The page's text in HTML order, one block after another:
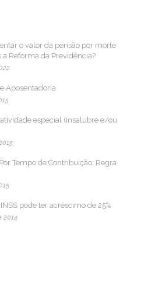
o valor da pensão por morte
a Reforma da Previdência?
Aposentadoria
especial (insalubre e/ou
Tempo de Contribuição: Regra
pode ter acréscimo de 25%
2014